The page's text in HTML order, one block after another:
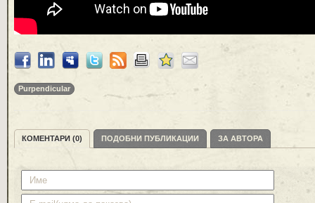
Purpendicular
КОМЕНТАРИ (0) ПОДОБНИ ПУБЛИКАЦИИ ЗА АВТОРА